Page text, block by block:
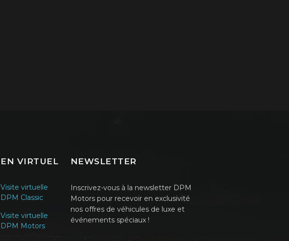
EN VIRTUEL
Visite virtuelle
DPM Classic
Visite virtuelle
DPM Motors
NEWSLETTER
Inscrivez-vous à la newsletter DPM
Motors pour recevoir en exclusivité
nos offres de véhicules de luxe et
événements spéciaux !